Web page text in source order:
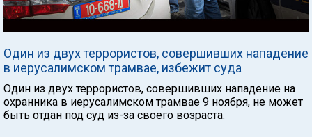
Один из двух террористов, совершивших нападение
в иерусалимском трамвае, избежит суда
Один из двух террористов, совершивших нападение на
охранника в иерусалимском трамвае 9 ноября, не может
быть отдан под суд из-за своего возраста.